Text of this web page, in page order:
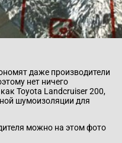
даже производители
нет ничего
Toyota Landcruiser 200,
шумоизоляции для
можно на этом фото